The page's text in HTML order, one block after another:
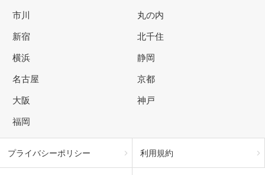
市川 丸の内
新宿 北千住
横浜 静岡
名古屋 京都
大阪 神戸
福岡
プライバシーポリシー 利用規約